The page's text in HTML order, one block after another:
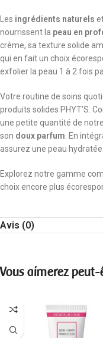
Les ingrédients naturels
nourrissent la peau en
crème, sa texture solide
qui en fait un choix
exfolier la peau 1 à 2 fois
Votre routine de soins
produits solides PHYT’S.
une petite quantité de
son doux parfum. En
assurez une peau
Explorez notre gamme
choix encore plus
Avis (0)
Vous aimerez